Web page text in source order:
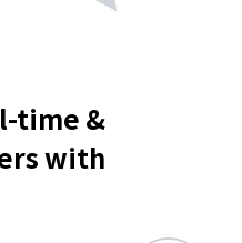
time &
with